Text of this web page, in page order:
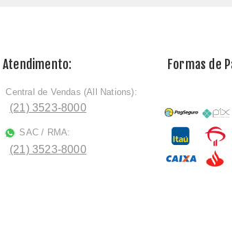
Atendimento:
ﾠCentral de Vendas (All Nations):
(21) 3523-8000
SAC / RMA:
(21) 3523-8000
Formas de